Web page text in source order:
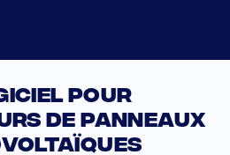
pour
de panneaux